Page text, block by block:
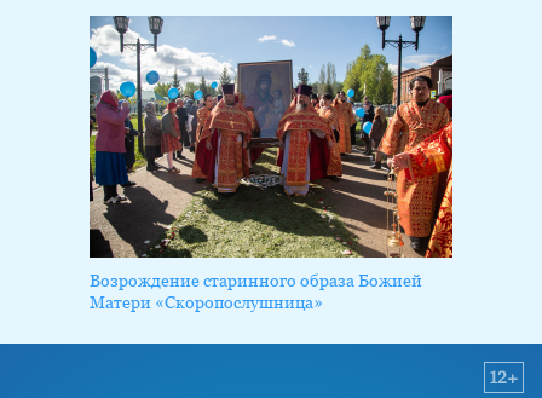
Возрождение старинного образа Божией
Матери «Скоропослушница»
12+